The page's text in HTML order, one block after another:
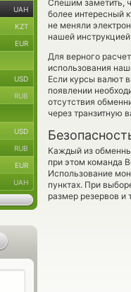
Спешим заметить,
более интересный
не меняли
нашей
Для верного
использования
Если курсы валют
появлении
отсутствия
через транзитную
Каждый из
при этом команда
Использование
пунктах. При
размер резервов и
UAH
KZT
EUR
USD
RUB
USD
RUB
EUR
UAH